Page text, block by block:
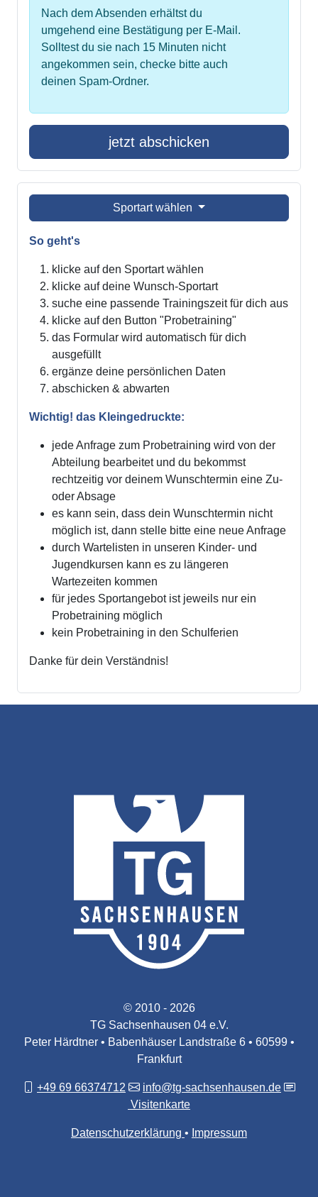
Nach dem Absenden erhältst du
umgehend eine Bestätigung per E-Mail.
Solltest du sie nach 15 Minuten nicht
angekommen sein, checke bitte auch
deinen Spam-Ordner.
jetzt abschicken
Sportart wählen
So geht's
klicke auf den Sportart wählen
klicke auf deine Wunsch-Sportart
suche eine passende Trainingszeit für dich aus
klicke auf den Button "Probetraining"
das Formular wird automatisch für dich
ausgefüllt
ergänze deine persönlichen Daten
abschicken & abwarten
Wichtig! das Kleingedruckte:
jede Anfrage zum Probetraining wird von der
Abteilung bearbeitet und du bekommst
rechtzeitig vor deinem Wunschtermin eine Zu-
oder Absage
es kann sein, dass dein Wunschtermin nicht
möglich ist, dann stelle bitte eine neue Anfrage
durch Wartelisten in unseren Kinder- und
Jugendkursen kann es zu längeren
Wartezeiten kommen
für jedes Sportangebot ist jeweils nur ein
Probetraining möglich
kein Probetraining in den Schulferien
Danke für dein Verständnis!
© 2010 - 2026
TG Sachsenhausen 04 e.V.
Peter Härdtner • Babenhäuser Landstraße 6 • 60599 •
Frankfurt
+49 69 66374712
info@tg-sachsenhausen.de
Visitenkarte
Datenschutzerklärung Impressum